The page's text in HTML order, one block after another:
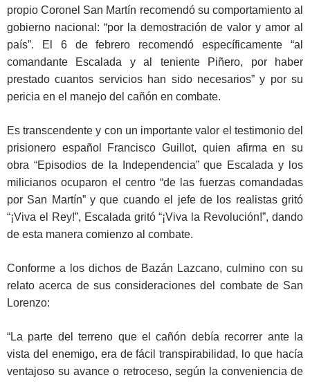
propio Coronel San Martín recomendó su comportamiento al
gobierno nacional: “por la demostración de valor y amor al
país”. El 6 de febrero recomendó específicamente “al
comandante Escalada y al teniente Piñero, por haber
prestado cuantos servicios han sido necesarios” y por su
pericia en el manejo del cañón en combate.
Es transcendente y con un importante valor el testimonio del
prisionero español Francisco Guillot, quien afirma en su
obra “Episodios de la Independencia” que Escalada y los
milicianos ocuparon el centro “de las fuerzas comandadas
por San Martín” y que cuando el jefe de los realistas gritó
“¡Viva el Rey!”, Escalada gritó “¡Viva la Revolución!”, dando
de esta manera comienzo al combate.
Conforme a los dichos de Bazán Lazcano, culmino con su
relato acerca de sus consideraciones del combate de San
Lorenzo:
“La parte del terreno que el cañón debía recorrer ante la
vista del enemigo, era de fácil transpirabilidad, lo que hacía
ventajoso su avance o retroceso, según la conveniencia de